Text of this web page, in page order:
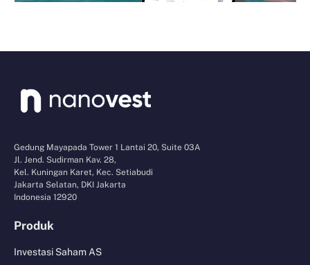
Gedung Mayapada Tower 1 Lantai 20, Suite 03A
Jl. Jend. Sudirman Kav. 28,
Kel. Kuningan Karet, Kec. Setiabudi
Jakarta Selatan, DKI Jakarta
Indonesia 12920
Produk
Investasi Saham AS